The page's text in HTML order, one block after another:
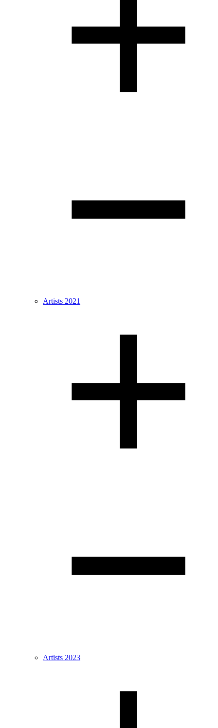
Artists 2021
Artists 2023